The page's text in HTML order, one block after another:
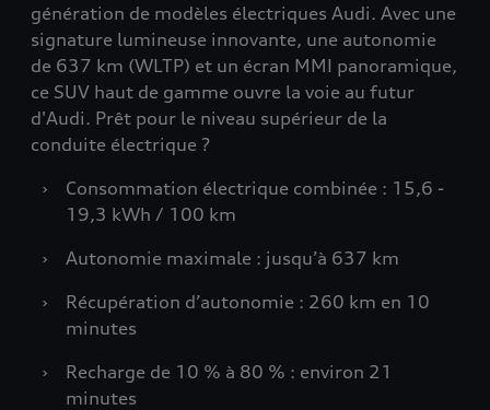
génération de modèles électriques Audi. Avec une
signature lumineuse innovante, une autonomie
de 637 km (WLTP) et un écran MMI panoramique,
ce SUV haut de gamme ouvre la voie au futur
d'Audi. Prêt pour le niveau supérieur de la
conduite électrique ?
›
Consommation électrique combinée : 15,6 -
19,3 kWh / 100 km
›
Autonomie maximale : jusqu’à 637 km
›
Récupération d’autonomie : 260 km en 10
minutes
›
Recharge de 10 % à 80 % : environ 21
minutes